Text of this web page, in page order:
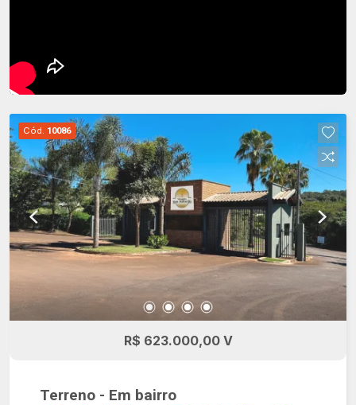
Cód. 10086
R$ 623.000,00 V
Terreno - Em bairro